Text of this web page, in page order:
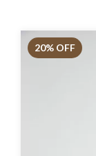
20% OFF